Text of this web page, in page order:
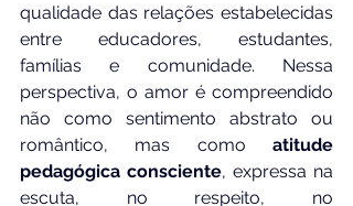
qualidade das relações estabelecidas
entre educadores, estudantes,
famílias e comunidade. Nessa
perspectiva, o amor é compreendido
não como sentimento abstrato ou
romântico, mas como atitude
pedagógica consciente, expressa na
escuta, no respeito, no